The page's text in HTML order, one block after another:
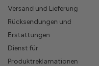
Versand und Lieferung
Rücksendungen und
Erstattungen
Dienst für
Produktreklamationen